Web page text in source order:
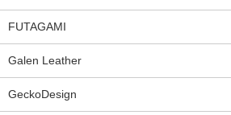
FUTAGAMI
Galen Leather
GeckoDesign